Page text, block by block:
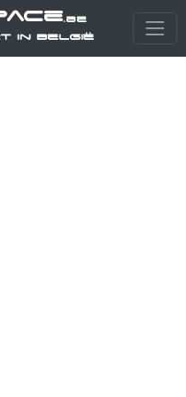
.be
in België